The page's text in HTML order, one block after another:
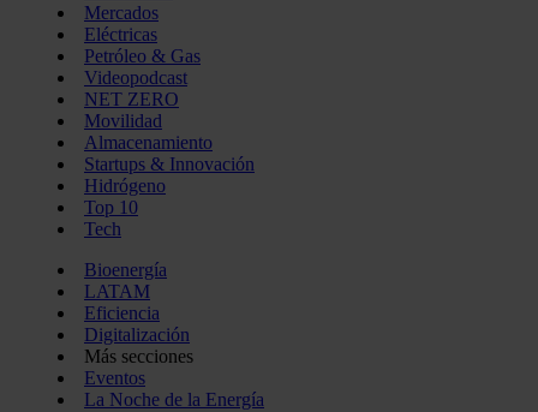
Mercados
Eléctricas
Petróleo & Gas
Videopodcast
NET ZERO
Movilidad
Almacenamiento
Startups & Innovación
Hidrógeno
Top 10
Tech
Bioenergía
LATAM
Eficiencia
Digitalización
Más secciones
Eventos
La Noche de la Energía